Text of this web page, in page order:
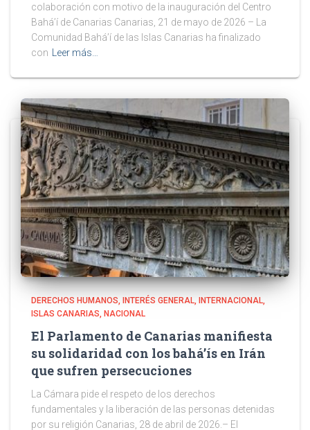
colaboración con motivo de la inauguración del Centro
Bahá’í de Canarias Canarias, 21 de mayo de 2026 – La
Comunidad Bahá’í de las Islas Canarias ha finalizado
con
Leer más…
DERECHOS HUMANOS INTERÉS GENERAL
INTERNACIONAL
ISLAS CANARIAS
NACIONAL
El Parlamento de Canarias manifiesta
su solidaridad con los bahá’ís en Irán
que sufren persecuciones
La Cámara pide el respeto de los derechos
fundamentales y la liberación de las personas detenidas
por su religión Canarias, 28 de abril de 2026.– El